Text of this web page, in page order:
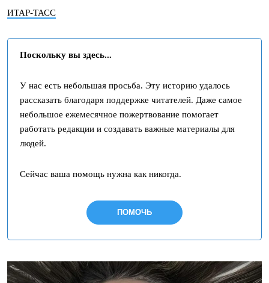
ИТАР-ТАСС
Поскольку вы здесь...
У нас есть небольшая просьба. Эту историю удалось
рассказать благодаря поддержке читателей. Даже самое
небольшое ежемесячное пожертвование помогает
работать редакции и создавать важные материалы для
людей.
Сейчас ваша помощь нужна как никогда.
ПОМОЧЬ